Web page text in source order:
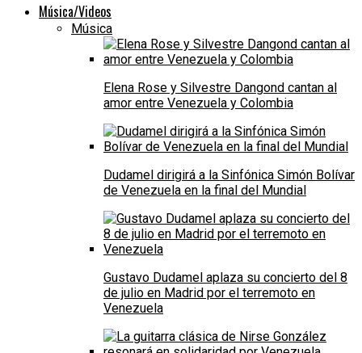
Música/Videos
Música
Elena Rose y Silvestre Dangond cantan al
amor entre Venezuela y Colombia
Dudamel dirigirá a la Sinfónica Simón Bolívar
de Venezuela en la final del Mundial
Gustavo Dudamel aplaza su concierto del 8
de julio en Madrid por el terremoto en
Venezuela